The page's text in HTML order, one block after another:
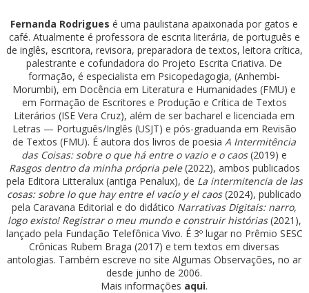
Fernanda Rodrigues é uma paulistana apaixonada por gatos e
café. Atualmente é professora de escrita literária, de português e
de inglês, escritora, revisora, preparadora de textos, leitora crítica,
palestrante e cofundadora do Projeto Escrita Criativa. De
formação, é especialista em Psicopedagogia, (Anhembi-
Morumbi), em Docência em Literatura e Humanidades (FMU) e
em Formação de Escritores e Produção e Crítica de Textos
Literários (ISE Vera Cruz), além de ser bacharel e licenciada em
Letras — Português/Inglês (USJT) e pós-graduanda em Revisão
de Textos (FMU). É autora dos livros de poesia A Intermitência
das Coisas: sobre o que há entre o vazio e o caos(2019) e
Rasgos dentro da minha própria pele(2022), ambos publicados
pela Editora Litteralux (antiga Penalux), de La intermitencia de las
cosas: sobre lo que hay entre el vacío y el caos(2024), publicado
pela Caravana Editorial e do didático Narrativas Digitais: narro,
logo existo! Registrar o meu mundo e construir histórias(2021),
lançado pela Fundação Telefônica Vivo. É 3º lugar no Prêmio SESC
Crônicas Rubem Braga (2017) e tem textos em diversas
antologias. Também escreve no site Algumas Observações, no ar
desde junho de 2006.
Mais informações aqui.